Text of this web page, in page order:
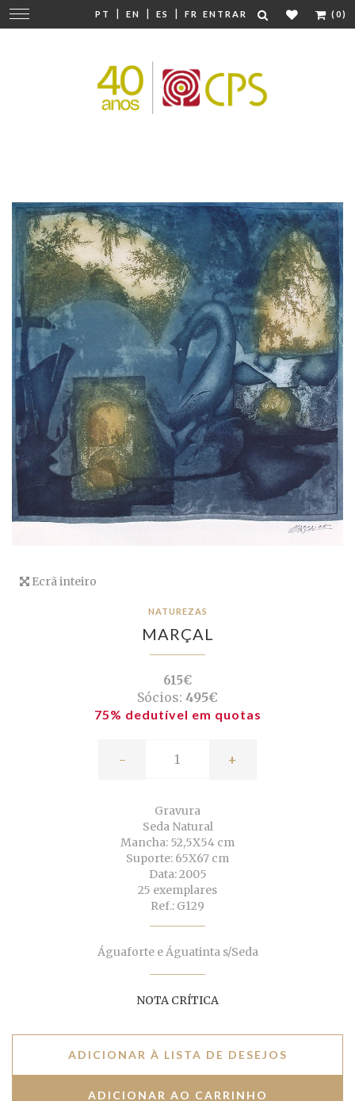
PT | EN | ES | FR ENTRAR (0)
Mudar
navegação
Ecrã inteiro
NATUREZAS
MARÇAL
615€
Sócios: 495€
75% dedutível em quotas
- +
Gravura
Seda Natural
Mancha: 52,5X54 cm
Suporte: 65X67 cm
Data: 2005
25 exemplares
Ref.: G129
Águaforte e Águatinta s/Seda
NOTA CRÍTICA
ADICIONAR À LISTA DE DESEJOS